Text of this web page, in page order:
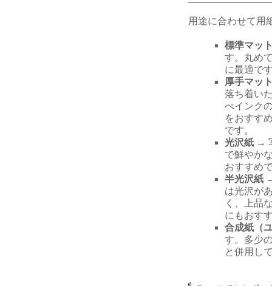
用途に合わせて用
標準マッ
す。丸め
に最適で
厚手マッ
落ち着い
べインク
をおすす
です。
光沢紙 →
で鮮やか
おすすめ
半光沢紙
は光沢が
く、上品
にもおす
合成紙（
す。多少
と併用し